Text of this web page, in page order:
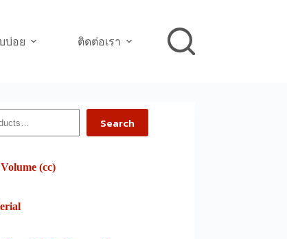
บ่อย ติดต่อเรา
Search
(cc)